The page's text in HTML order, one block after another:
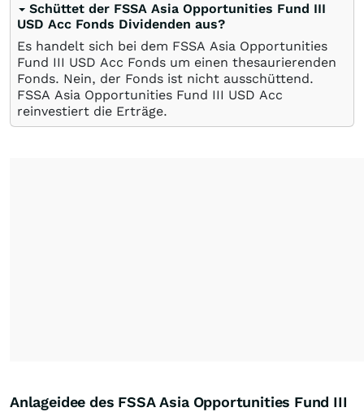
Schüttet der FSSA Asia Opportunities Fund III
USD Acc Fonds Dividenden aus?
Es handelt sich bei dem FSSA Asia Opportunities
Fund III USD Acc Fonds um einen thesaurierenden
Fonds. Nein, der Fonds ist nicht ausschüttend.
FSSA Asia Opportunities Fund III USD Acc
reinvestiert die Erträge.
Anlageidee des FSSA Asia Opportunities Fund III